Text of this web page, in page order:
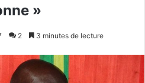
»
2 3 minutes de lecture